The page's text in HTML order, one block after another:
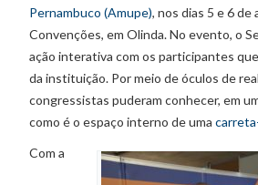
Pernambuco (Amupe), nos dias 5 e 6
Convenções, em Olinda. No evento, o
ação interativa com os participantes
da instituição. Por meio de óculos de
congressistas puderam conhecer, em
como é o espaço interno de uma
Com a